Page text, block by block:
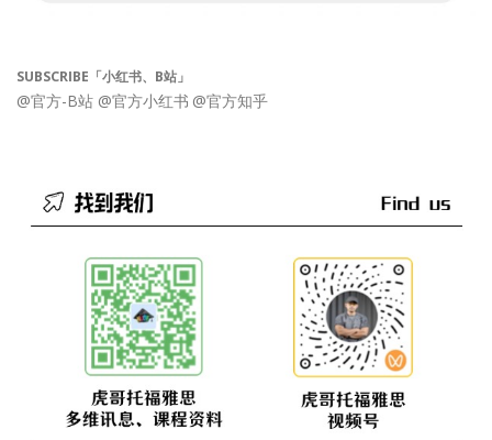
SUBSCRIBE「小红书、B站」
@官方-B站 @官方小红书 @官方知乎